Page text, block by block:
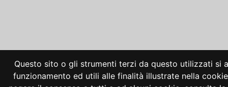
Questo sito o gli strumenti terzi da questo utilizzati si
funzionamento ed utili alle finalità illustrate nella